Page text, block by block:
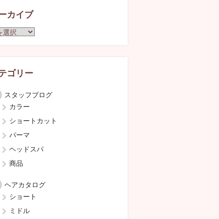
カイブ
ゴリー
スタッフブログ
カラー
ショートカット
パーマ
ヘッドスパ
商品
ヘアカタログ
ショート
ミドル